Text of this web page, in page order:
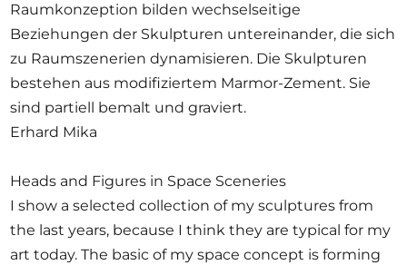
Raumkonzeption bilden wechselseitige
Beziehungen der Skulpturen untereinander, die sich
zu Raumszenerien dynamisieren. Die Skulpturen
bestehen aus modifiziertem Marmor-Zement. Sie
sind partiell bemalt und graviert.
Erhard Mika
Heads and Figures in Space Sceneries
I show a selected collection of my sculptures from
the last years, because I think they are typical for my
art today. The basic of my space concept is forming